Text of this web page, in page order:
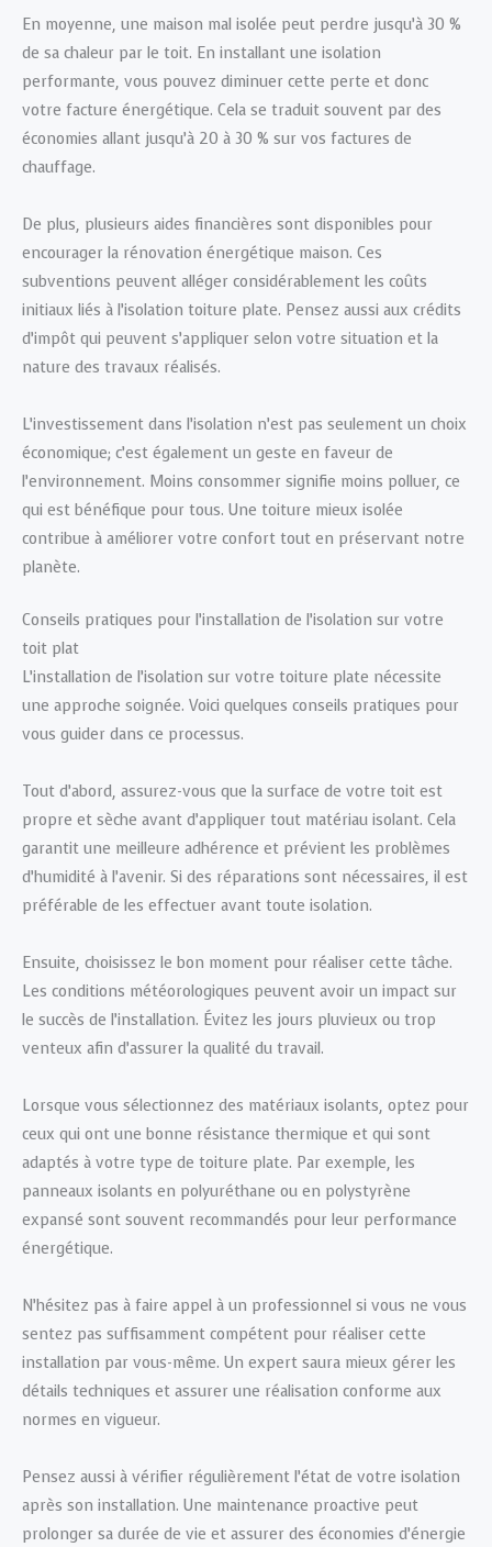
En moyenne, une maison mal isolée peut perdre jusqu’à 30 %
de sa chaleur par le toit. En installant une isolation
performante, vous pouvez diminuer cette perte et donc
votre facture énergétique. Cela se traduit souvent par des
économies allant jusqu’à 20 à 30 % sur vos factures de
chauffage.
De plus, plusieurs aides financières sont disponibles pour
encourager la rénovation énergétique maison. Ces
subventions peuvent alléger considérablement les coûts
initiaux liés à l’isolation toiture plate. Pensez aussi aux crédits
d’impôt qui peuvent s’appliquer selon votre situation et la
nature des travaux réalisés.
L’investissement dans l’isolation n’est pas seulement un choix
économique; c’est également un geste en faveur de
l’environnement. Moins consommer signifie moins polluer, ce
qui est bénéfique pour tous. Une toiture mieux isolée
contribue à améliorer votre confort tout en préservant notre
planète.
Conseils pratiques pour l’installation de l’isolation sur votre
toit plat
L’installation de l’isolation sur votre toiture plate nécessite
une approche soignée. Voici quelques conseils pratiques pour
vous guider dans ce processus.
Tout d’abord, assurez-vous que la surface de votre toit est
propre et sèche avant d’appliquer tout matériau isolant. Cela
garantit une meilleure adhérence et prévient les problèmes
d’humidité à l’avenir. Si des réparations sont nécessaires, il est
préférable de les effectuer avant toute isolation.
Ensuite, choisissez le bon moment pour réaliser cette tâche.
Les conditions météorologiques peuvent avoir un impact sur
le succès de l’installation. Évitez les jours pluvieux ou trop
venteux afin d’assurer la qualité du travail.
Lorsque vous sélectionnez des matériaux isolants, optez pour
ceux qui ont une bonne résistance thermique et qui sont
adaptés à votre type de toiture plate. Par exemple, les
panneaux isolants en polyuréthane ou en polystyrène
expansé sont souvent recommandés pour leur performance
énergétique.
N’hésitez pas à faire appel à un professionnel si vous ne vous
sentez pas suffisamment compétent pour réaliser cette
installation par vous-même. Un expert saura mieux gérer les
détails techniques et assurer une réalisation conforme aux
normes en vigueur.
Pensez aussi à vérifier régulièrement l’état de votre isolation
après son installation. Une maintenance proactive peut
prolonger sa durée de vie et assurer des économies d’énergie